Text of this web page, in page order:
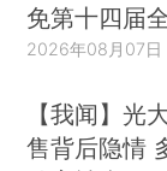
免第十四届
2026年08月07日
【我闻】光
售背后隐情